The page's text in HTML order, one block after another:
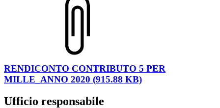
RENDICONTO CONTRIBUTO 5 PER
MILLE_ANNO 2020 (915.88 KB)
Ufficio responsabile